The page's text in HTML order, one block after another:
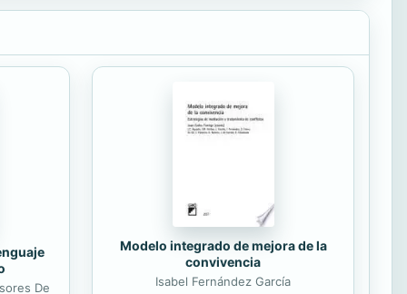
De
Modelo integrado de mejora de la
convivencia
Isabel Fernández García